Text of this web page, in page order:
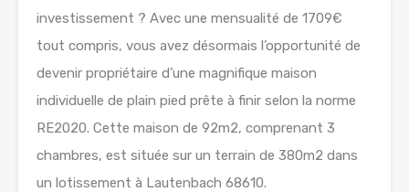
investissement ? Avec une mensualité de 1709€
tout compris, vous avez désormais l’opportunité de
devenir propriétaire d’une magnifique maison
individuelle de plain pied prête à finir selon la norme
RE2020. Cette maison de 92m2, comprenant 3
chambres, est située sur un terrain de 380m2 dans
un lotissement à Lautenbach 68610.